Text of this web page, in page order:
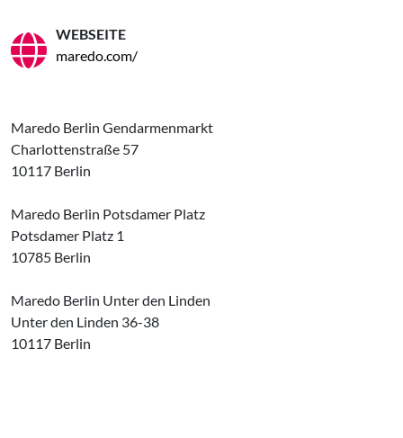
WEBSEITE
maredo.com/
Maredo Berlin Gendarmenmarkt
Charlottenstraße 57
10117 Berlin
Maredo Berlin Potsdamer Platz
Potsdamer Platz 1
10785 Berlin
Maredo Berlin Unter den Linden
Unter den Linden 36-38
10117 Berlin